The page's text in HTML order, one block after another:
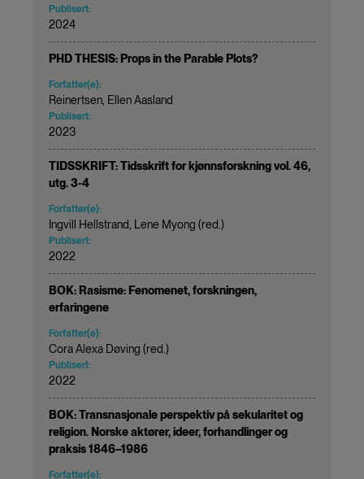
Publisert:
2024
PHD THESIS: Props in the Parable Plots?
Forfatter(e):
Reinertsen, Ellen Aasland
Publisert:
2023
TIDSSKRIFT: Tidsskrift for kjønnsforskning vol. 46,
utg. 3-4
Forfatter(e):
Ingvill Hellstrand, Lene Myong (red.)
Publisert:
2022
BOK: Rasisme: Fenomenet, forskningen,
erfaringene
Forfatter(e):
Cora Alexa Døving (red.)
Publisert:
2022
BOK: Transnasjonale perspektiv på sekularitet og
religion. Norske aktører, ideer, forhandlinger og
praksis 1846–1986
Forfatter(e):